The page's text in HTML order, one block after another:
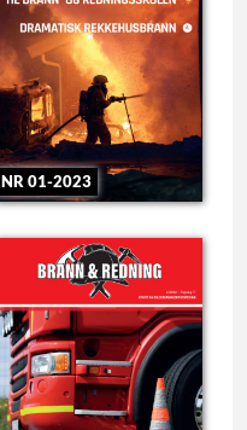
NR 01-2023